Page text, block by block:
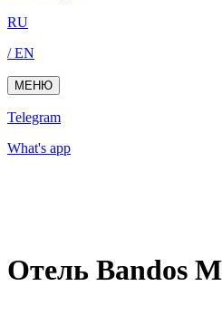
RU
/ EN
МЕНЮ
Telegram
What's app
Отель Bandos